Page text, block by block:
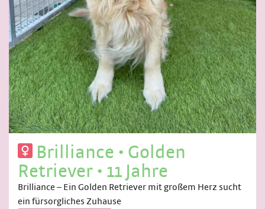
Brilliance • Golden
Retriever • 11 Jahre
Brilliance – Ein Golden Retriever mit großem Herz sucht
ein fürsorgliches Zuhause